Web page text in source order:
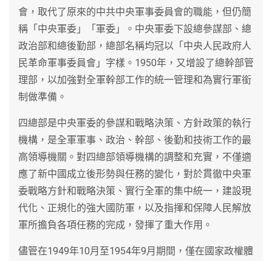
會，取代了原來的中共中央軍事委員會的職能，但仍簡
稱「中央軍委」「軍委」。中央軍委下設總參謀部、總
政治部和總後勤部，總部名稱均冠以「中央人民政府人
民革命軍事委員會」字樣。1950年，又增設了總幹部管
理部，以加強對全軍幹部工作的統一管理和為實行軍銜
制做準備。
四總部是中央軍委的參謀和戰略決策、方針政策的執行
機構，是全軍軍事、政治、幹部、後勤和技術工作的最
高領導機關。對四總部領導機構的調整和充實，不僅適
應了新中國成立後形勢與任務的變化，對於貫徹中央軍
委戰略方針和戰略決策、實行全軍的集中統一，建設現
代化、正規化的強大國防軍，以及指揮和保障人民解放
軍所擔負各項任務的完成，發揮了重大作用。
儘管在1949年10月至1954年9月期間，僅在國家政權體